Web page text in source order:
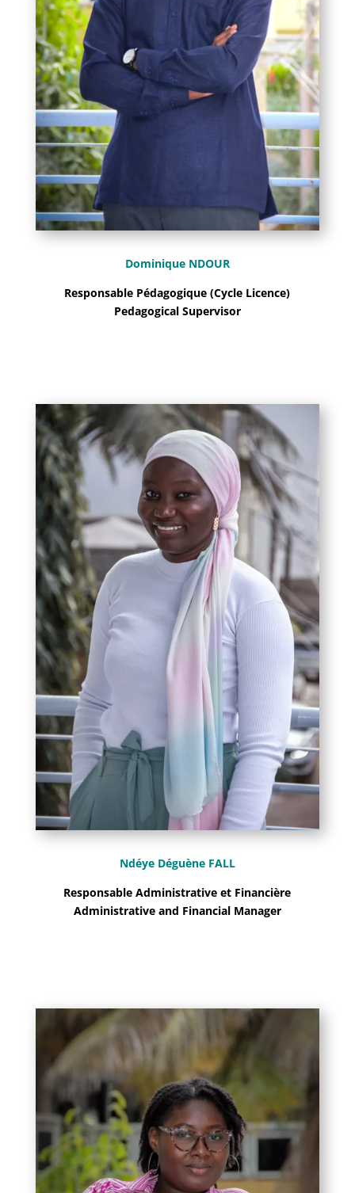
Dominique NDOUR
Responsable Pédagogique (Cycle Licence)
Pedagogical Supervisor
Ndéye Déguène FALL
Responsable Administrative et Financière
Administrative and Financial Manager